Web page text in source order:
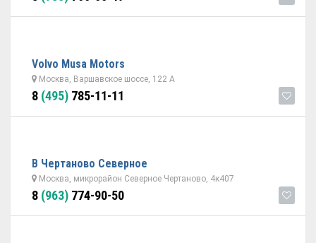
Volvo Musa Motors
Москва, Варшавское шоссе, 122 А
8 (495) 785-11-11
В Чертаново Северное
Москва, микрорайон Северное Чертаново, 4к407
8 (963) 774-90-50